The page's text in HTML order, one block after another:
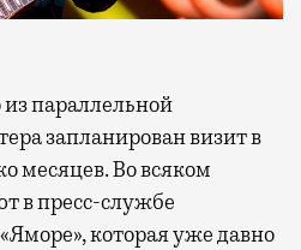
запланирован визит в
месяцев. Во всяком
в пресс-службе
которая уже давно